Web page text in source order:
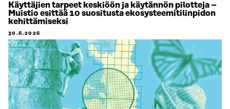
Käyttäjien tarpeet keskiöön ja käytännön pilotteja –
Muistio esittää 10 suositusta ekosysteemitilinpidon
kehittämiseksi
30.6.2026